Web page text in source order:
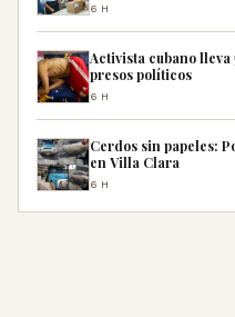
6H
Activista cubano
presos políticos
6H
Cerdos sin papeles:
en Villa Clara
6H